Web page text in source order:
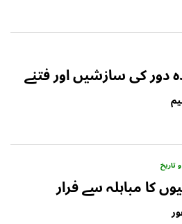
دور کی سازشیں اور فتنے
کا مباہلہ سے فرار